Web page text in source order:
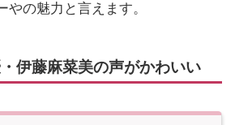
やの魅力と言えます。
伊藤麻菜美の声がかわいい